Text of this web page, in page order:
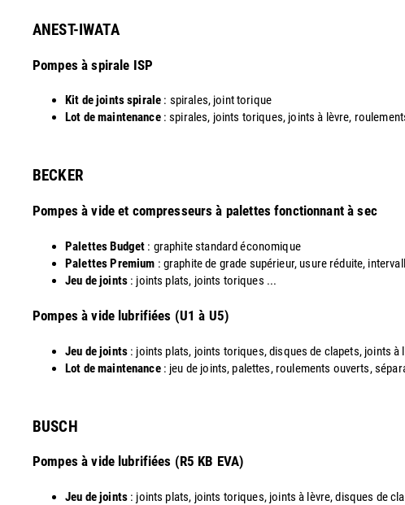
ANEST-IWATA
Pompes à spirale ISP
Kit de joints spirale : spirales, joint torique
Lot de maintenance: spirales, joints toriques, joints à lèvre,
​BECKER
Pompes à vide et compresseurs à palettes fonctionnant à sec
Palettes Budget : graphite standard économique
Palettes Premium : graphite de grade supérieur, usure réduite,
Jeu de joints: joints plats, joints toriques ...
​Pompes à vide lubrifiées (U1 à U5)
Jeu de joints: joints plats, joints toriques, disques de clapets, joints
Lot de maintenance: jeu de joints, palettes, roulements ouverts,
​BUSCH
Pompes à vide lubrifiées (R5 KB EVA)
Jeu de joints : joints plats, joints toriques, joints à lèvre, disques de